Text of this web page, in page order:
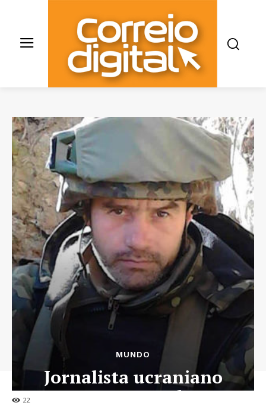
22
MUNDO
Jornalista ucraniano
morre em combate